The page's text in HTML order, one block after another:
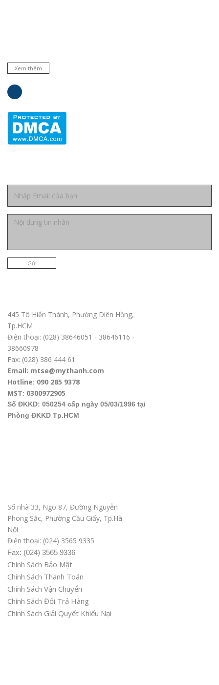
Xem thêm
Gửi
445 Tô Hiến Thành, Phường Diên Hồng,
Tp.HCM
Điện thoại: (028) 38646051 - 38646116 -
38660978
Fax: (028) 386 444 61
Email: mtse@mythanh.com
Hotline: 090 285 9378
MST: 0300972905
Số ĐKKD: 050254 cấp ngày 05/03/1996 tại
Phòng ĐKKD Tp.HCM
Số nhà 33, Ngõ 87, Đường Nguyễn
Phong Sắc, Phường Cầu Giấy, Tp.Hà
Nội
Điện thoại: (024) 3565 9335
Fax: (024) 3565 9336
Chính Sách Bảo Mật
Chính Sách Thanh Toán
Chính Sách Vận Chuyển
Chính Sách Đổi Trả Hàng
Chính Sách Giải Quyết Khiếu Nại